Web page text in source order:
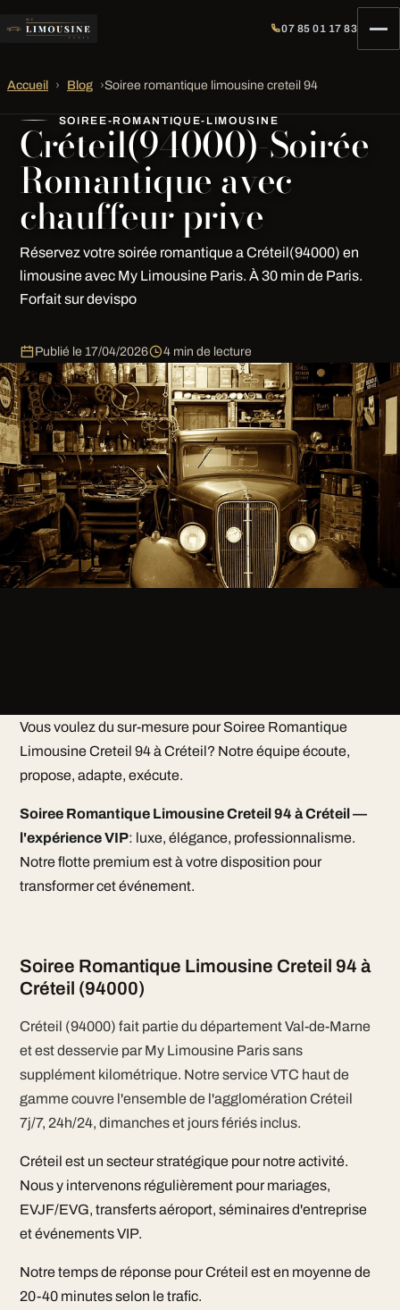
07 85 01 17 83
Accueil › Blog ›Soiree romantique limousine creteil 94
SOIREE-ROMANTIQUE-LIMOUSINE
Créteil(94000)-Soirée
Romantique avec
chauffeur prive
Réservez votre soirée romantique a Créteil(94000) en
limousine avec My Limousine Paris. À 30 min de Paris.
Forfait sur devispo
Publié le 17/04/2026 4 min de lecture
Vous voulez du sur-mesure pour Soiree Romantique
Limousine Creteil 94 à Créteil? Notre équipe écoute,
propose, adapte, exécute.
Soiree Romantique Limousine Creteil 94 à Créteil —
l'expérience VIP: luxe, élégance, professionnalisme.
Notre flotte premium est à votre disposition pour
transformer cet événement.
Soiree Romantique Limousine Creteil 94 à
Créteil (94000)
Créteil (94000) fait partie du département Val-de-Marne
et est desservie par My Limousine Paris sans
supplément kilométrique. Notre service VTC haut de
gamme couvre l'ensemble de l'agglomération Créteil
7j/7, 24h/24, dimanches et jours fériés inclus.
Créteil est un secteur stratégique pour notre activité.
Nous y intervenons régulièrement pour mariages,
EVJF/EVG, transferts aéroport, séminaires d'entreprise
et événements VIP.
Notre temps de réponse pour Créteil est en moyenne de
20-40 minutes selon le trafic.